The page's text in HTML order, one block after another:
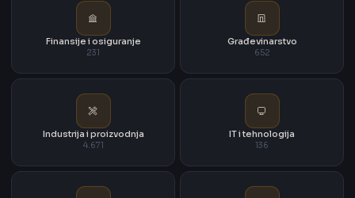
Finansije i osiguranje
231
Građevinarstvo
652
Industrija i proizvodnja
4.671
IT i tehnologija
136